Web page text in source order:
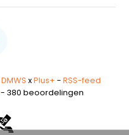
DMWS xPlus+ - RSS-feed
- 380 beoordelingen